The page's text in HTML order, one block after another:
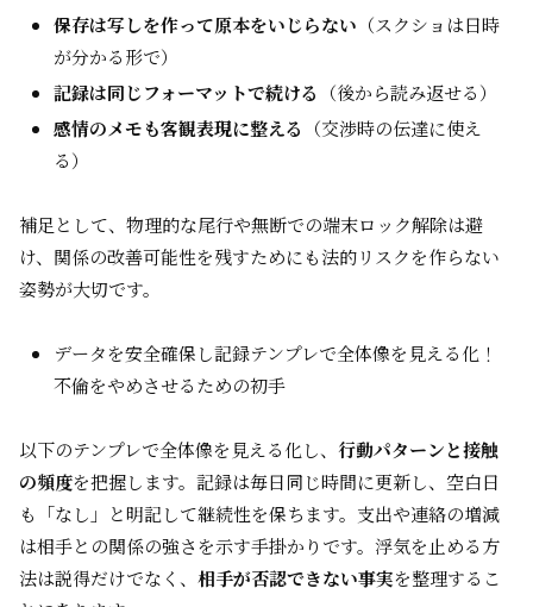
保存は写しを作って原本をいじらない （スクショは日時
が分かる形で）
記録は同じフォーマットで続ける
（後から読み返せる）
感情のメモも客観表現に整える
（交渉時の伝達に使え
る）
補足として、物理的な尾行や無断での端末ロック解除は避
け、関係の改善可能性を残すためにも法的リスクを作らない
姿勢が大切です。
データを安全確保し記録テンプレで全体像を見える化！
不倫をやめさせるための初手
以下のテンプレで全体像を見える化し、 行動パターンと接触
の頻度を把握します。記録は毎日同じ時間に更新し、空白日
も「なし」と明記して継続性を保ちます。支出や連絡の増減
は相手との関係の強さを示す手掛かりです。浮気を止める方
法は説得だけでなく、 相手が否認できない事実を整理するこ